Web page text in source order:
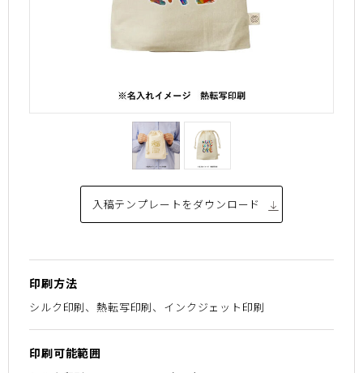
入稿テンプレートをダウンロード
印刷方法
シルク印刷、熱転写印刷、インクジェット印刷
印刷可能範囲